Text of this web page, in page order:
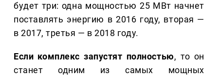
будет три: одна мощностью 25 МВт начнет
поставлять энергию в 2016 году, вторая —
в 2017, третья — в 2018 году.
Если комплекс запустят полностью, то он
станет одним из самых мощных